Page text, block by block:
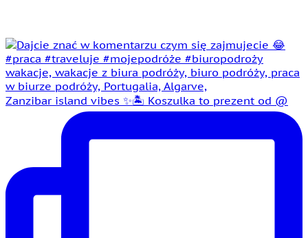
Zanzibar island vibes ✨🏝️ Koszulka to prezent od @